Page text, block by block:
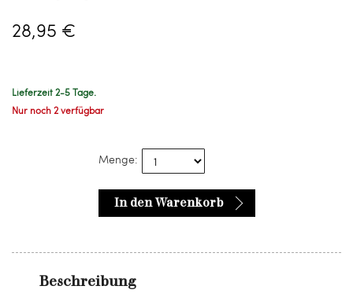
28,95 €
Lieferzeit 2-5 Tage.
Nur noch 2 verfügbar
Menge:
In den Warenkorb
Beschreibung